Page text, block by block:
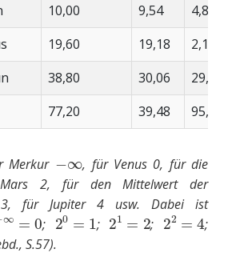
10,00 9,54
4,82
19,60 19,18
2,19
38,80 30,06
29,08
77,20 39,48 95,54
Merkur
, für Venus 0, für die
2, für den Mittelwert der
3, für Jupiter 4 usw. Dabei ist
−∞ =0
;
20=1
;
21=2
;
22= 4
;
S.57).